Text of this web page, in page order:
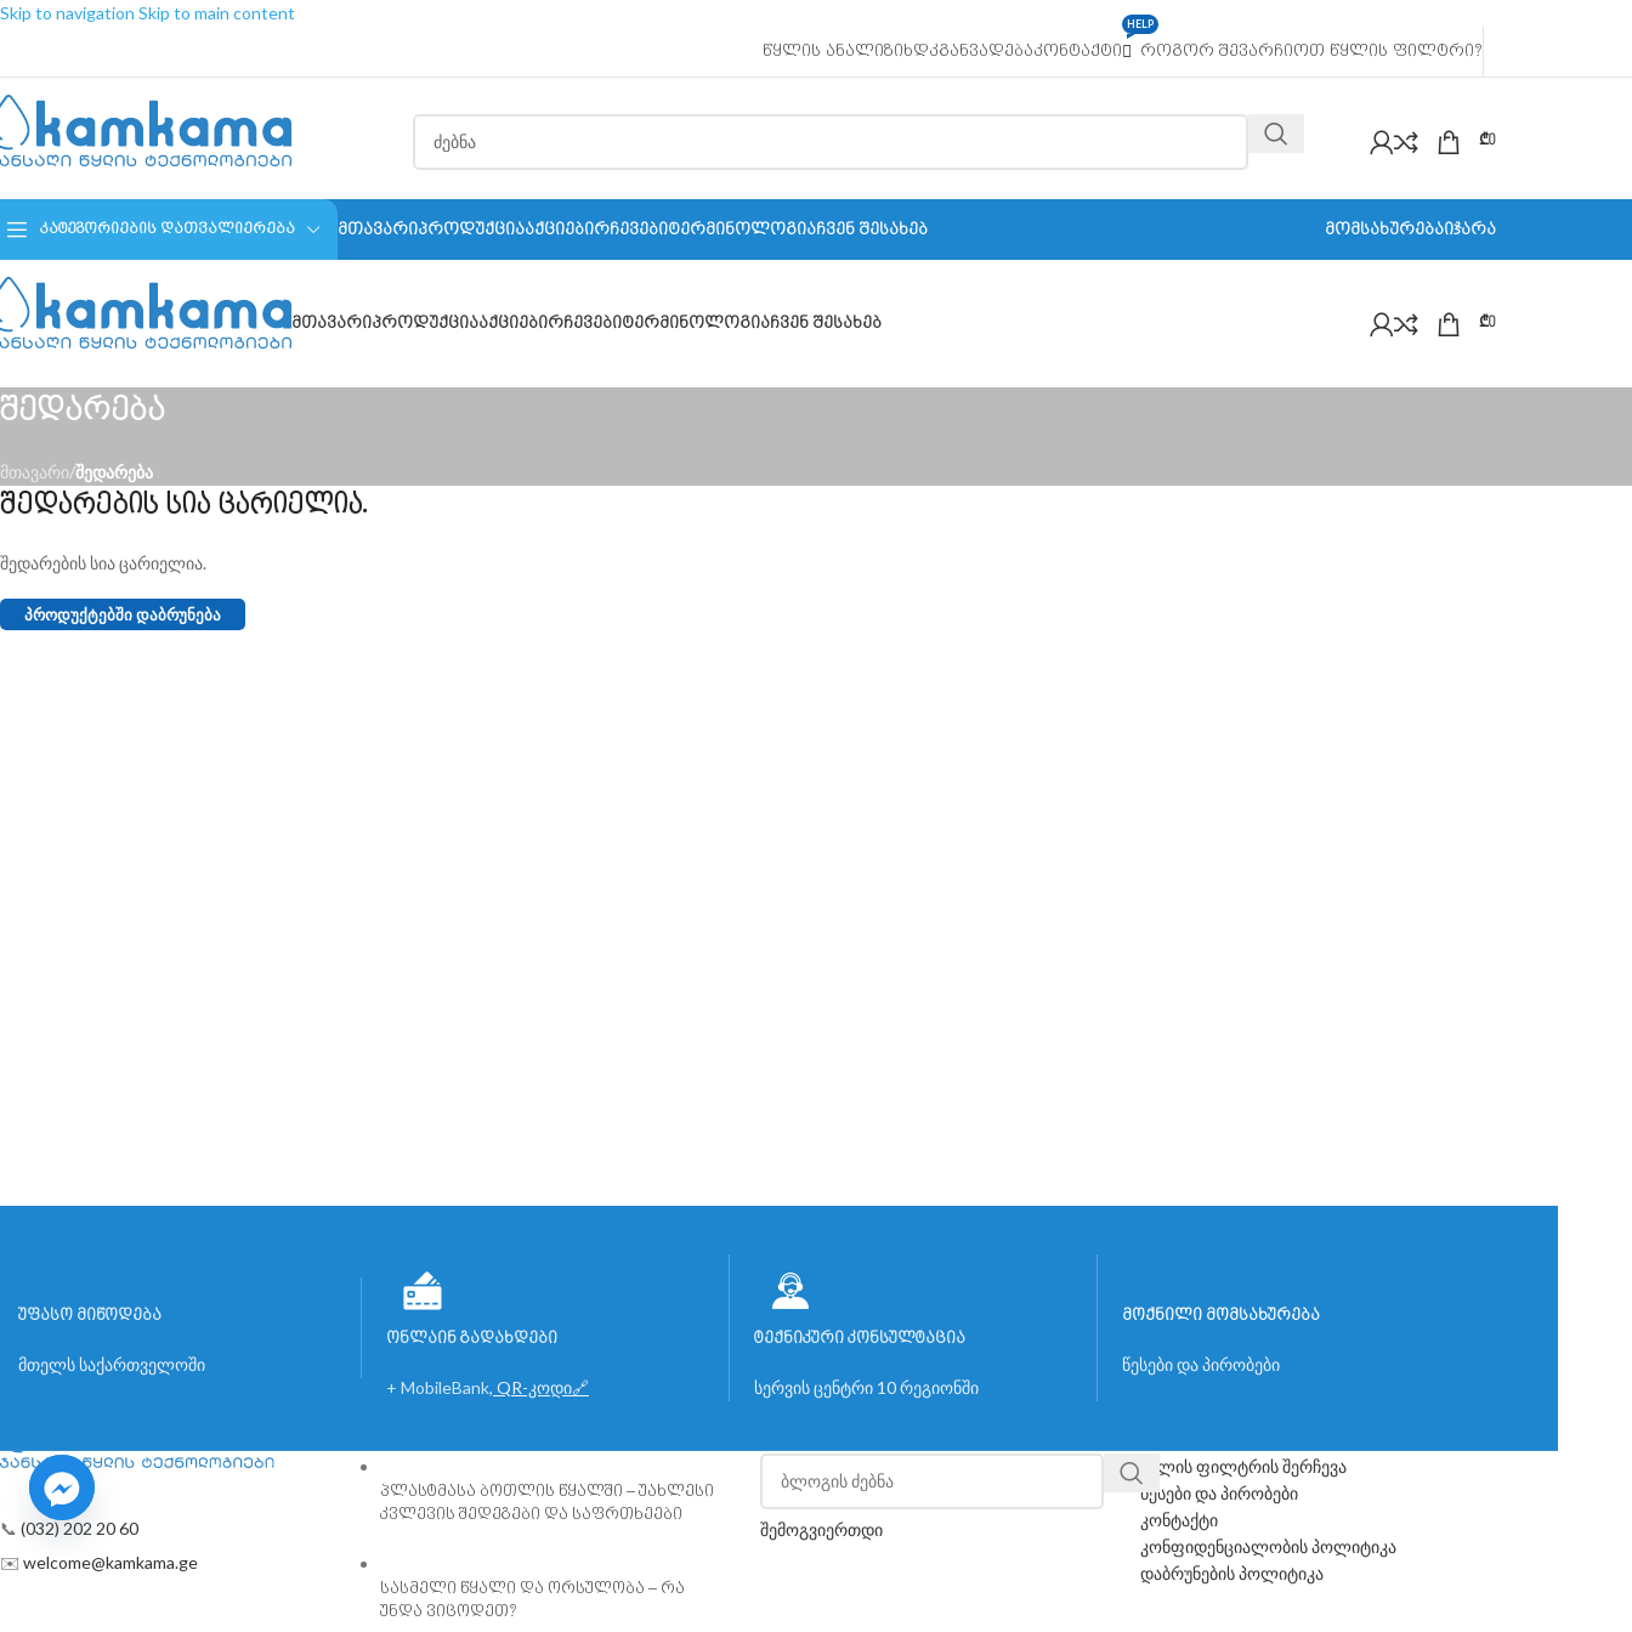
Skip to navigation Skip to main content
ᲬᲧᲚᲘᲡ ᲐᲜᲐᲚᲘᲖᲘᲮᲓᲙᲒᲐᲜᲕᲐᲓᲔᲑᲐᲙᲝᲜᲢᲐᲥᲢᲘ ᲠᲝᲒᲝᲠ ᲨᲔᲕᲐᲠᲩᲘᲝᲗ ᲬᲧᲚᲘᲡ ᲤᲘᲚᲢᲠᲘ?
HELP
₾0
ᲙᲐᲢᲔᲒᲝᲠᲘᲔᲑᲘᲡ ᲓᲐᲗᲕᲐᲚᲘᲔᲠᲔᲑᲐ⠀ ᲛᲗᲐᲕᲐᲠᲘᲞᲠᲝᲓᲣᲥᲪᲘᲐᲐᲥᲪᲘᲔᲑᲘᲠᲩᲔᲕᲔᲑᲘᲢᲔᲠᲛᲘᲜᲝᲚᲝᲒᲘᲐᲩᲕᲔᲜ ᲨᲔᲡᲐᲮᲔᲑ ᲛᲝᲛᲡᲐᲮᲣᲠᲔᲑᲐᲘᲯᲐᲠᲐ
ᲛᲗᲐᲕᲐᲠᲘᲞᲠᲝᲓᲣᲥᲪᲘᲐᲐᲥᲪᲘᲔᲑᲘᲠᲩᲔᲕᲔᲑᲘᲢᲔᲠᲛᲘᲜᲝᲚᲝᲒᲘᲐᲩᲕᲔᲜ ᲨᲔᲡᲐᲮᲔᲑ ₾0
შედარება
მთავარი/შედარება
შედარების სია ცარიელია.
შედარების სია ცარიელია.
ᲞᲠᲝᲓᲣᲥᲢᲔᲑᲨᲘ ᲓᲐᲑᲠᲣᲜᲔᲑᲐ
უფასო მიწოდება
მთელს საქართველოში
ონლაინ გადახდები
+ MobileBank, QR-კოდი🔗
ტექნიკური კონსულტაცია
სერვის ცენტრი 10 რეგიონში
მოქნილი მომსახურება
წესები და პირობები
📞 (032) 202 20 60
✉️ welcome@kamkama.ge
პლასტმასა ბოთლის წყალში – უახლესი
კვლევის შედეგები და საფრთხეები
სასმელი წყალი და ორსულობა – რა
უნდა ვიცოდეთ?
შემოგვიერთდი
წყლის ფილტრის შერჩევა
წესები და პირობები
კონტაქტი
კონფიდენციალობის პოლიტიკა
დაბრუნების პოლიტიკა